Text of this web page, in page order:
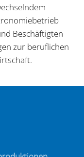
Beschäftigten
zur beruflichen